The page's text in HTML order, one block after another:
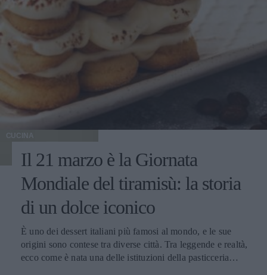
CUCINA
Il 21 marzo è la Giornata
Mondiale del tiramisù: la storia
di un dolce iconico
È uno dei dessert italiani più famosi al mondo, e le sue
origini sono contese tra diverse città. Tra leggende e realtà,
ecco come è nata una delle istituzioni della pasticceria